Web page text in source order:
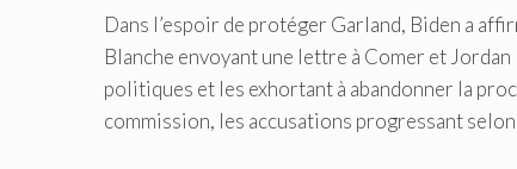
Dans l’espoir de protéger Garland, Biden a
Blanche envoyant une lettre à Comer et
politiques et les exhortant à abandonner la
commission, les accusations progressant